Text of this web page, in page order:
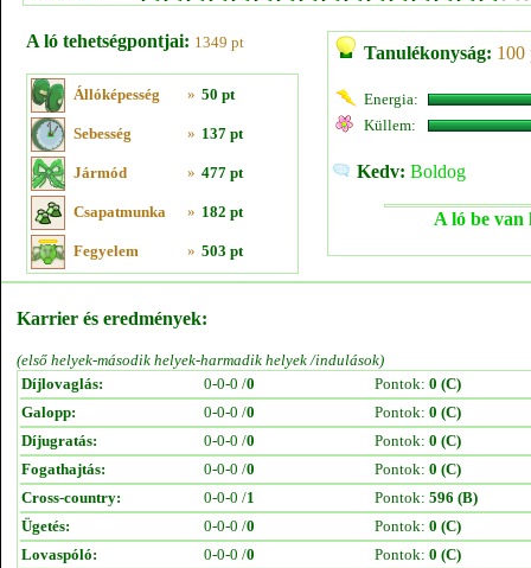
A ló tehetségpontjai: 1349 pt
Állóképesség » 50 pt
Sebesség » 137 pt
Jármód » 477 pt
Csapatmunka » 182 pt
Fegyelem » 503 pt
Tanulékonyság: 100
Energia:
Küllem:
Kedv: Boldog
A ló be van
Karrier és eredmények:
(első helyek-második helyek-harmadik helyek /indulások)
Díjlovaglás:
0-0-0 /0 Pontok: 0 (C)
Galopp:
0-0-0 /0 Pontok: 0 (C)
Díjugratás:
0-0-0 /0 Pontok: 0 (C)
Fogathajtás:
0-0-0 /0 Pontok: 0 (C)
Cross-country:
0-0-0 /1 Pontok: 596 (B)
Ügetés:
0-0-0 /0 Pontok: 0 (C)
Lovaspóló:
0-0-0 /0 Pontok: 0 (C)